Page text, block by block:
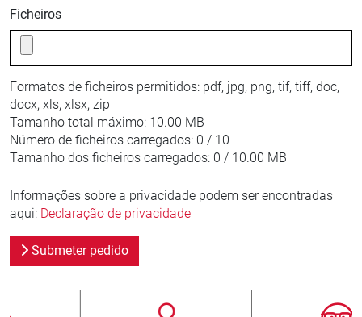
Ficheiros
Formatos de ficheiros permitidos: pdf, jpg, png, tif, tiff, doc,
docx, xls, xlsx, zip
Tamanho total máximo: 10.00 MB
Número de ficheiros carregados: 0 / 10
Tamanho dos ficheiros carregados: 0 / 10.00 MB
Informações sobre a privacidade podem ser encontradas
aqui: Declaração de privacidade
Submeter pedido